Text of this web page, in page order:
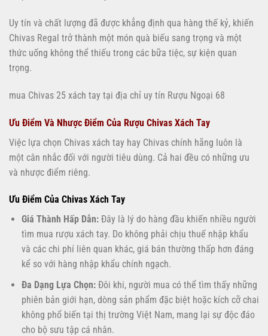
Uy tín và chất lượng đã được khẳng định qua hàng thế kỷ, khiến
Chivas Regal trở thành một món quà biếu sang trọng và một
thức uống không thể thiếu trong các bữa tiệc, sự kiện quan
trọng.
mua Chivas 25 xách tay tại địa chỉ uy tín Rượu Ngoại 68
Ưu Điểm Và Nhược Điểm Của Rượu Chivas Xách Tay
Việc lựa chọn Chivas xách tay hay Chivas chính hãng luôn là
một cân nhắc đối với người tiêu dùng. Cả hai đều có những ưu
và nhược điểm riêng.
Ưu Điểm Của Chivas Xách Tay
Giá Thành Hấp Dẫn:Đây là lý do hàng đầu khiến nhiều người
tìm mua rượu xách tay. Do không phải chịu thuế nhập khẩu
và các chi phí liên quan khác, giá bán thường thấp hơn đáng
kể so với hàng nhập khẩu chính ngạch.
Đa Dạng Lựa Chọn:Đôi khi, người mua có thể tìm thấy những
phiên bản giới hạn, dòng sản phẩm đặc biệt hoặc kích cỡ chai
không phổ biến tại thị trường Việt Nam, mang lại sự độc đáo
cho bộ sưu tập cá nhân.